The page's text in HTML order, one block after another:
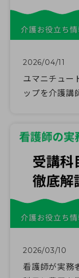
2026/04/11
ユマニチュー
ップを介護講
2026/03/10
看護師が実務